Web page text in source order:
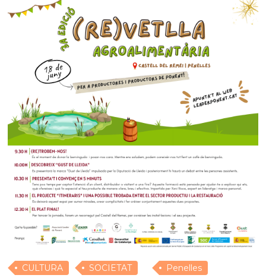
CULTURA SOCIETAT
Penelles